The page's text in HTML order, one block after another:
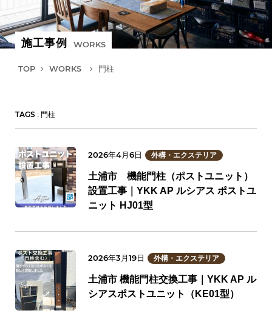
施工事例 WORKS
TOP WORKS 門柱
TAGS : 門柱
2026年4月6日 外構・エクステリア
土浦市 機能門柱（ポストユニット）
設置工事｜YKK AP ルシアス ポストユ
ニット HJ01型
2026年3月19日 外構・エクステリア
土浦市 機能門柱交換工事｜YKK AP ル
シアスポストユニット（KE01型）